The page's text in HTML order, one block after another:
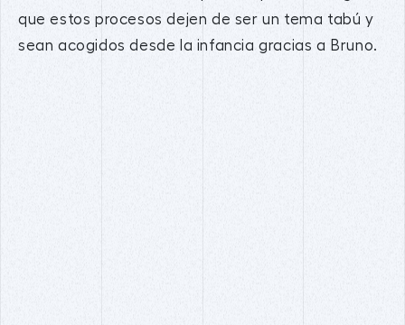
que estos procesos dejen de ser un tema tabú y
sean acogidos desde la infancia gracias a Bruno.